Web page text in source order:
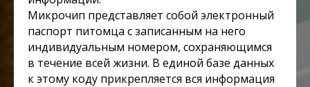
Микрочип представляет собой электронный
паспорт питомца с записанным на него
индивидуальным номером, сохраняющимся
в течение всей жизни. В единой базе данных
к этому коду прикрепляется вся информация